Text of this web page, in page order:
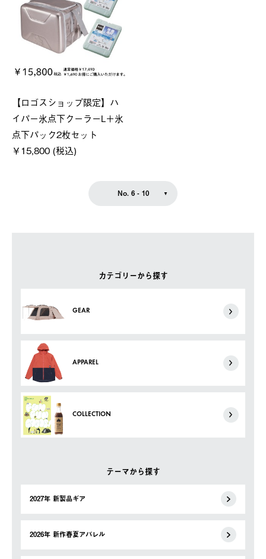
カテゴリーから探す
GEAR
APPAREL
COLLECTION
テーマから探す
2027年 新製品ギア
2026年 新作春夏アパレル
【ロゴスショップ限定】ハ
イパー氷点下クーラーL＋氷
点下パック2枚セット
￥15,800 (税込)
No. 6 - 10